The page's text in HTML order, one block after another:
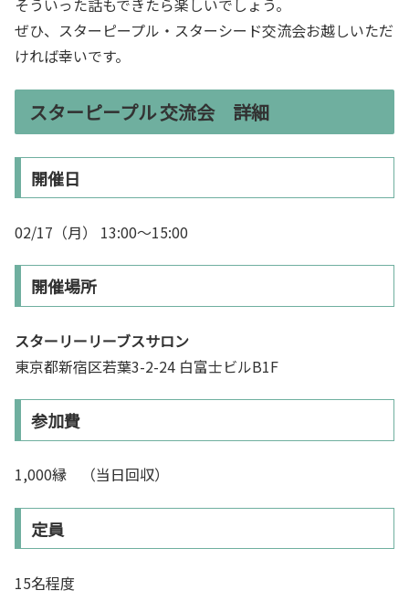
そういった話もできたら楽しいでしょう。
ぜひ、スターピープル・スターシード交流会お越しいただ
ければ幸いです。
スターピープル 交流会 詳細
開催日
02/17（月） 13:00～15:00
開催場所
スターリーリーブスサロン
東京都新宿区若葉3-2-24 白富士ビルB1F
参加費
1,000縁 （当日回収）
定員
15名程度